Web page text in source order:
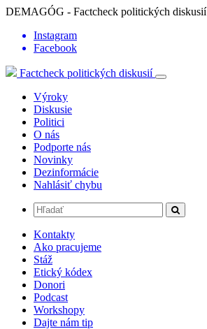
DEMAGÓG - Factcheck politických diskusií
Instagram
Facebook
Factcheck politických diskusií
Výroky
Diskusie
Politici
O nás
Podporte nás
Novinky
Dezinformácie
Nahlásiť chybu
Kontakty
Ako pracujeme
Stáž
Etický kódex
Donori
Podcast
Workshopy
Dajte nám tip